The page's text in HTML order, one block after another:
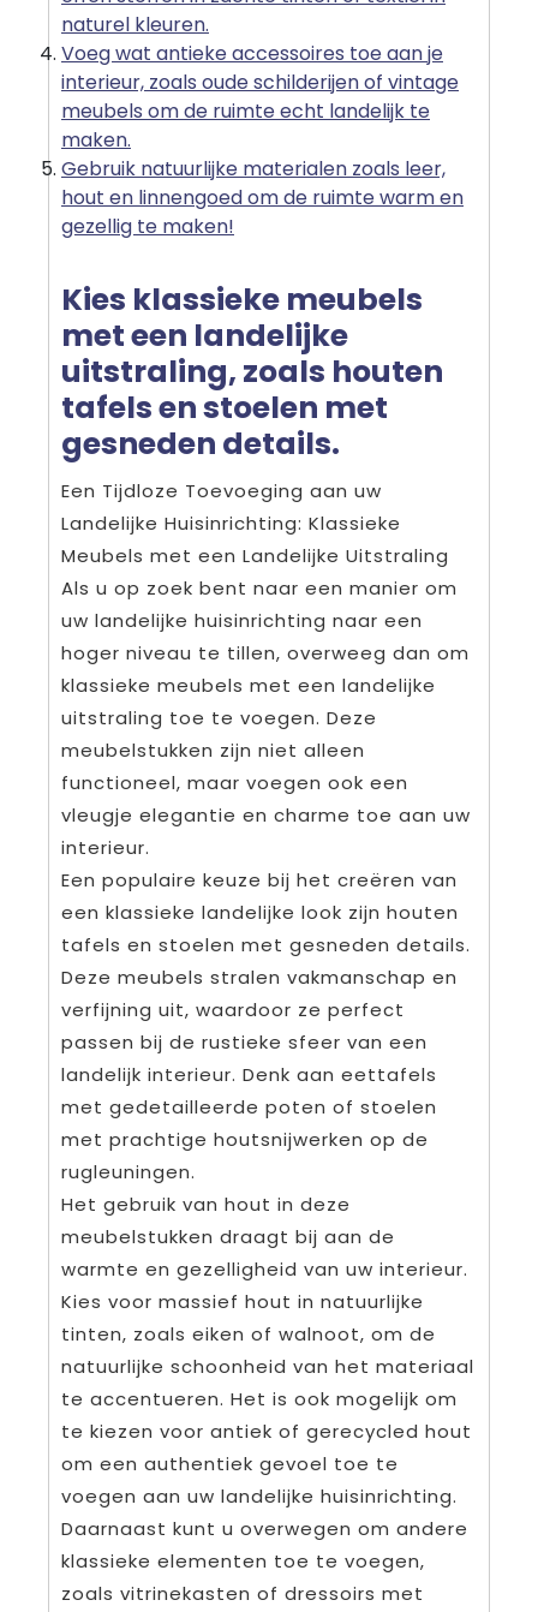
naturel kleuren.
Voeg wat antieke accessoires toe aan je
interieur, zoals oude schilderijen of vintage
meubels om de ruimte echt landelijk te
maken.
Gebruik natuurlijke materialen zoals leer,
hout en linnengoed om de ruimte warm en
gezellig te maken!
Kies klassieke meubels
met een landelijke
uitstraling, zoals houten
tafels en stoelen met
gesneden details.
Een Tijdloze Toevoeging aan uw
Landelijke Huisinrichting: Klassieke
Meubels met een Landelijke Uitstraling
Als u op zoek bent naar een manier om
uw landelijke huisinrichting naar een
hoger niveau te tillen, overweeg dan om
klassieke meubels met een landelijke
uitstraling toe te voegen. Deze
meubelstukken zijn niet alleen
functioneel, maar voegen ook een
vleugje elegantie en charme toe aan uw
interieur.
Een populaire keuze bij het creëren van
een klassieke landelijke look zijn houten
tafels en stoelen met gesneden details.
Deze meubels stralen vakmanschap en
verfijning uit, waardoor ze perfect
passen bij de rustieke sfeer van een
landelijk interieur. Denk aan eettafels
met gedetailleerde poten of stoelen
met prachtige houtsnijwerken op de
rugleuningen.
Het gebruik van hout in deze
meubelstukken draagt bij aan de
warmte en gezelligheid van uw interieur.
Kies voor massief hout in natuurlijke
tinten, zoals eiken of walnoot, om de
natuurlijke schoonheid van het materiaal
te accentueren. Het is ook mogelijk om
te kiezen voor antiek of gerecycled hout
om een authentiek gevoel toe te
voegen aan uw landelijke huisinrichting.
Daarnaast kunt u overwegen om andere
klassieke elementen toe te voegen,
zoals vitrinekasten of dressoirs met